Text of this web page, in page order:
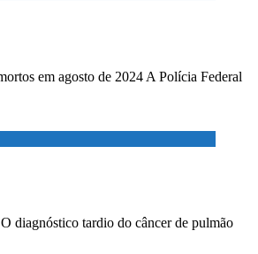
em agosto de 2024 A Polícia Federal
diagnóstico tardio do câncer de pulmão